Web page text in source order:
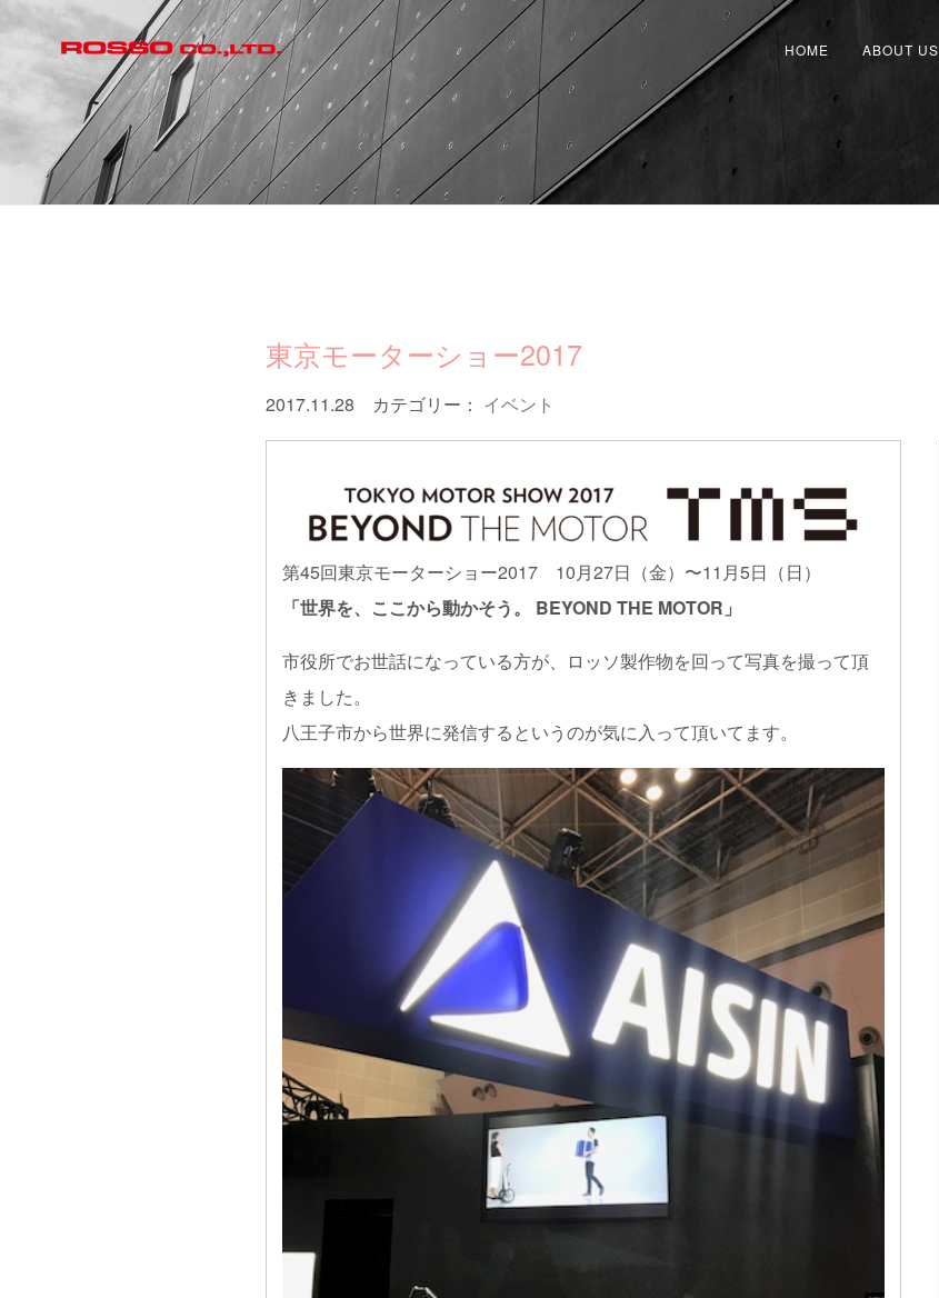
HOME ABOUT US
東京モーターショー2017
2017.11.28 カテゴリー： イベント
第45回東京モーターショー2017 10月27日（金）〜11月5日（日）
「世界を、ここから動かそう。 BEYOND THE MOTOR」
市役所でお世話になっている方が、ロッソ製作物を回って写真を撮って頂
きました。
八王子市から世界に発信するというのが気に入って頂いてます。